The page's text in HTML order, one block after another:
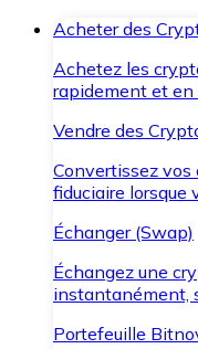
Acheter des
Achetez les
rapidement et en
Vendre des
Convertissez
fiduciaire lorsque
Échanger (Swap)
Échangez une
instantanément,
Portefeuille